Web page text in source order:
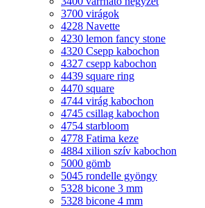
3700 virágok
4228 Navette
4230 lemon fancy stone
4320 Csepp kabochon
4327 csepp kabochon
4439 square ring
4470 square
4744 virág kabochon
4745 csillag kabochon
4754 starbloom
4778 Fatima keze
4884 xilion szív kabochon
5000 gömb
5045 rondelle gyöngy
5328 bicone 3 mm
5328 bicone 4 mm